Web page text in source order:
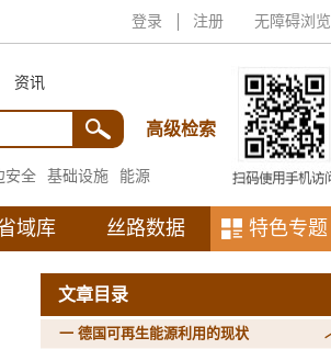
登录 注册 无障碍浏览
资讯
高级检索
安全 基础设施
能源
域库 丝路数据 特色专题
文章目录
一 德国可再生能源利用的现状